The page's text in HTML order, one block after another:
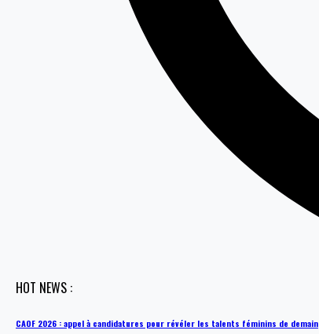
HOT NEWS :
CAOF 2026 : appel à candidatures pour révéler les talents féminins de demain